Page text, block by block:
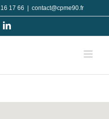
17 66 contact@cpme90.fr
LinkedIn